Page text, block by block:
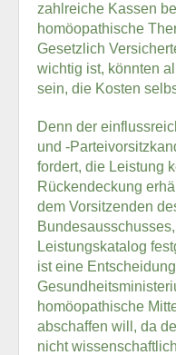
zahlreiche Kassen
homöopathische
Gesetzlich
wichtig ist, könnten
sein, die Kosten
Denn der
und -
fordert, die Leistung
Rückendeckung
dem Vorsitzenden
Leistungskatalog
ist eine
homöopathische
abschaffen will, da
nicht